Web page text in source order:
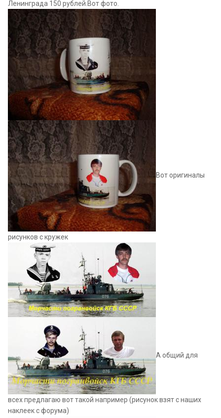
Ленинграда 150 рублей.Вот фото.
Вот оригиналы
рисунков с кружек
А общий для
всех предлагаю вот такой например (рисунок взят с наших
наклеек с форума)